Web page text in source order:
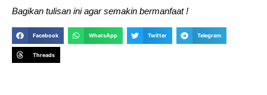
Bagikan tulisan ini agar semakin bermanfaat !
Facebook WhatsApp Twitter Telegram
Threads